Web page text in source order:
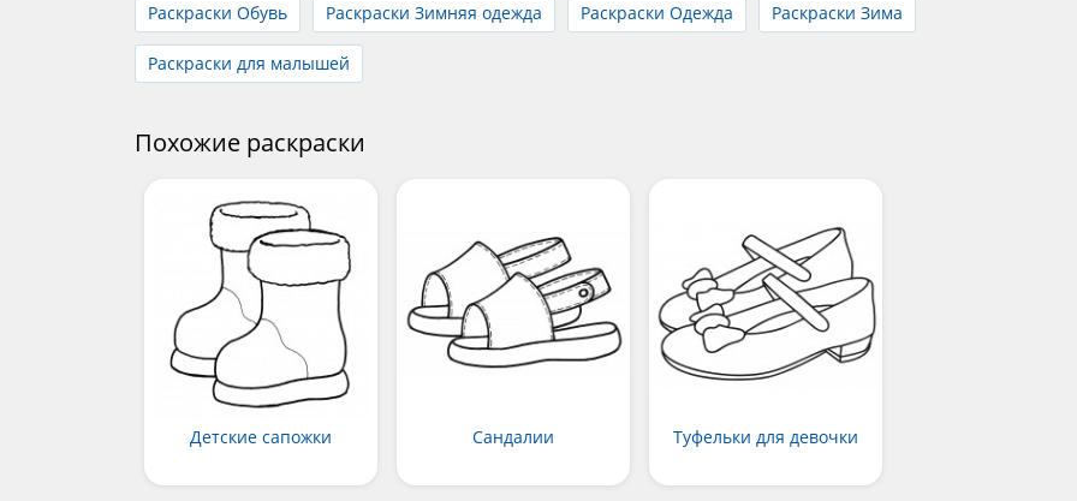
Раскраски Обувь Раскраски Зимняя одежда Раскраски Одежда Раскраски Зима
Раскраски для малышей
Похожие раскраски
Детские сапожки Сандалии Туфельки для девочки